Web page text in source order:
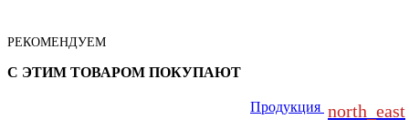
РЕКОМЕНДУЕМ
С ЭТИМ ТОВАРОМ ПОКУПАЮТ
Продукция north_east